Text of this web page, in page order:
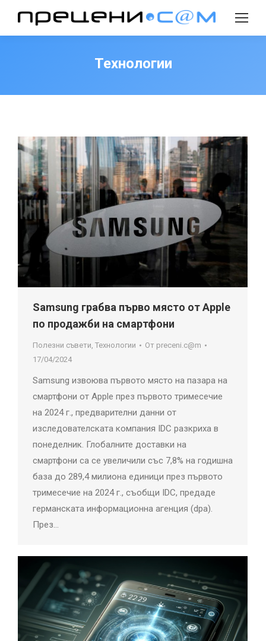
Search:
Технологии
Samsung грабва първо място от Apple
по продажби на смартфони
Полезни съвети Технологии От preceni.c@m
17/04/2024
Samsung извоюва първото място на пазара на
смартфони от Apple през първото тримесечие
на 2024 г., предварителни данни от
изследователската компания IDC разкриха в
понеделник. Глобалните доставки на
смартфони са се увеличили със 7,8% на годишна
база до 289,4 милиона единици през първото
тримесечие на 2024 г., съобщи IDC, предаде
германската информационна агенция (dpa).
През…